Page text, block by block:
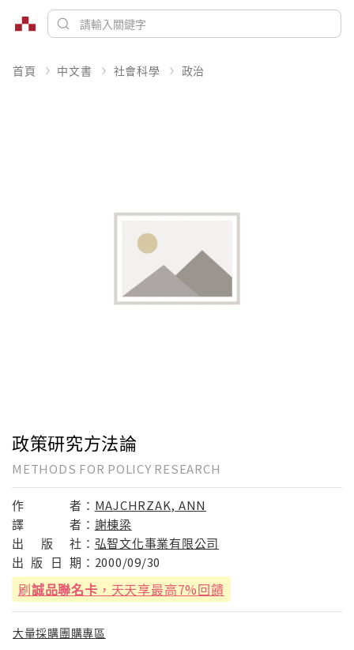
首頁 中文書 社會科學 政治
政策研究方法論
METHODS FOR POLICY RESEARCH
作 者： MAJCHRZAK, ANN
譯
者： 謝棟梁
出
版 社： 弘智文化事業有限公司
出 版 日 期： 2000/09/30
刷誠品聯名卡 ，天天享最高7%回饋
大量採購團購專區